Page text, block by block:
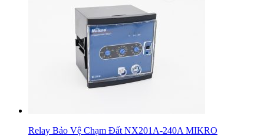
Relay Bảo Vệ Chạm Đất NX201A-240A MIKRO